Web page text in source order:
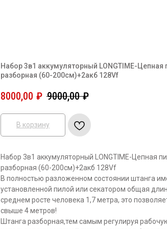
Набор 3в1 аккумуляторный LONGTIME-
разборная (60-200см)+2акб 128Vf
8000,00 ₽ 9000,00 ₽
В корзину
Набор 3в1 аккумуляторный LONGTIME-Цепная
разборная (60-200см)+2акб 128Vf
В полностью разложенном состоянии штанга
установленной пилой или секатором общая
среднем росте человека 1,7 метра, это
свыше 4 метров!
Штанга разборная,тем самым регулируя